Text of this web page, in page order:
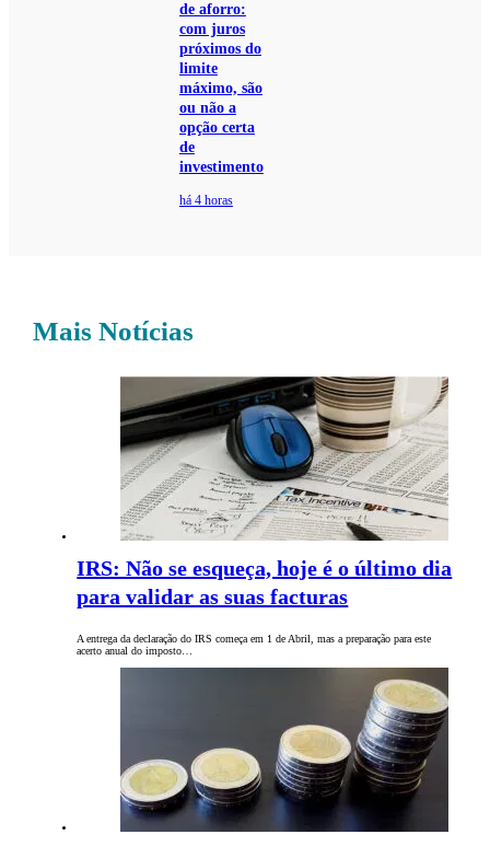
de aforro:
com juros
próximos do
limite
máximo, são
ou não a
opção certa
de
investimento
há 4 horas
Mais Notícias
IRS: Não se esqueça, hoje é o último dia
para validar as suas facturas
A entrega da declaração do IRS começa em 1 de Abril, mas a preparação para este
acerto anual do imposto…